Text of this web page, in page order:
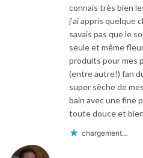
connais très bien
j’ai appris quelque
savais pas que le
seule et même
produits pour mes
(entre autre!) fan
super sèche de
bain avec une fine
toute douce et
chargement…